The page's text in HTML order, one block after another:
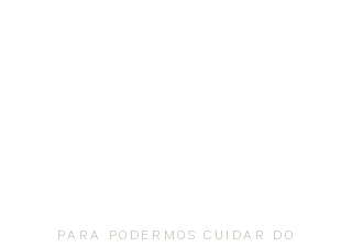
PARA PODERMOS CUIDAR DO